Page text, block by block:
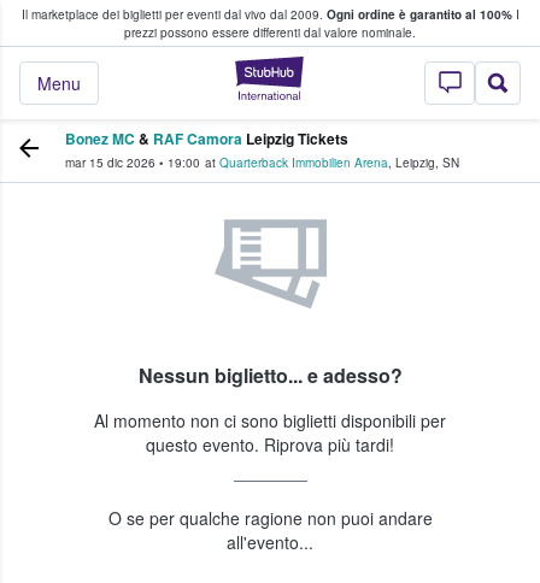
Il marketplace dei biglietti per eventi dal vivo dal 2009. Ogni ordine è garantito al 100%I
prezzi possono essere differenti dal valore nominale.
StubHub - Dove
Menu
fan comprano e vendono biglietti
Bonez MC & RAF Camora Leipzig Tickets
mar 15 dic 2026 • 19:00 at Quarterback Immobilien Arena, Leipzig, SN
Nessun biglietto... e adesso?
Al momento non ci sono biglietti disponibili per
questo evento. Riprova più tardi!
O se per qualche ragione non puoi andare
all'evento...